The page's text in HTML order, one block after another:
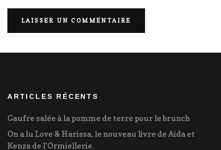
ARTICLES RÉCENTS
Gaufre salée à la pomme de terre pour le brunch
On a lu Love & Harissa, le nouveau livre de Aida et
Kenza de l’Ormiellerie.